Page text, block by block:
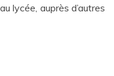
lycée, auprès d’autres